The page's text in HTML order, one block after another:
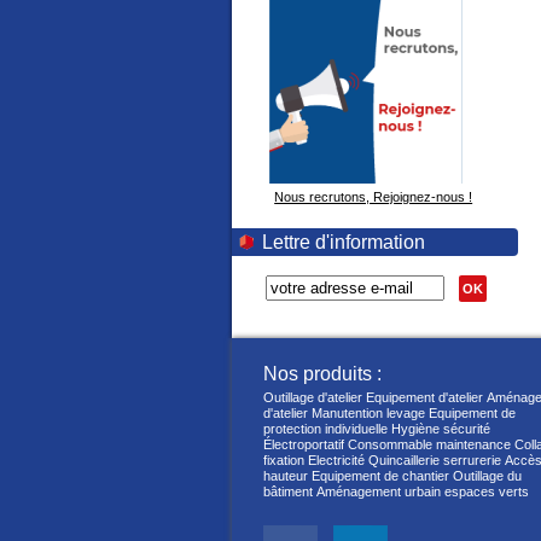
Nous recrutons, Rejoignez-nous !
Lettre d'information
OK
Nos produits :
Outillage d'atelier Equipement d'atelier
d'atelier Manutention levage Equipement de
protection individuelle Hygiène sécurité
Électroportatif Consommable maintenance
fixation Electricité Quincaillerie serrurerie
hauteur Equipement de chantier Outillage du
bâtiment Aménagement urbain espaces verts